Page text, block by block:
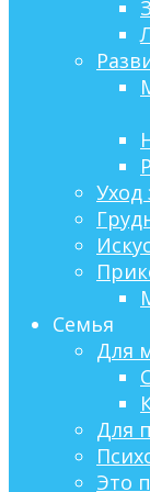
Уход
Семья
Для
Для
Это